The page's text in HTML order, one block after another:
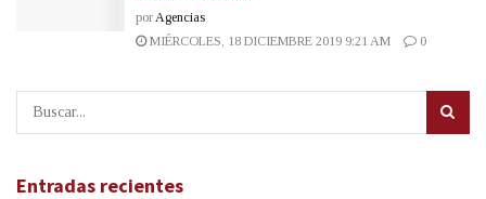
por Agencias
MIÉRCOLES, 18 DICIEMBRE 2019 9:21 AM
0
Entradas recientes